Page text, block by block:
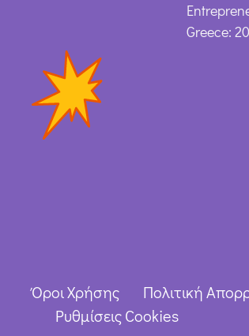
Greece:
Όροι Χρήσης Πολιτική
Ρυθμίσεις Cookies